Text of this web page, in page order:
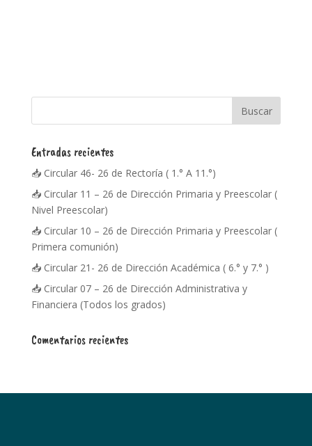
Entradas recientes
📥 Circular 46- 26 de Rectoría ( 1.° A 11.°)
📥 Circular 11 – 26 de Dirección Primaria y Preescolar (
Nivel Preescolar)
📥 Circular 10 – 26 de Dirección Primaria y Preescolar (
Primera comunión)
📥 Circular 21- 26 de Dirección Académica ( 6.° y 7.° )
📥 Circular 07 – 26 de Dirección Administrativa y
Financiera (Todos los grados)
Comentarios recientes